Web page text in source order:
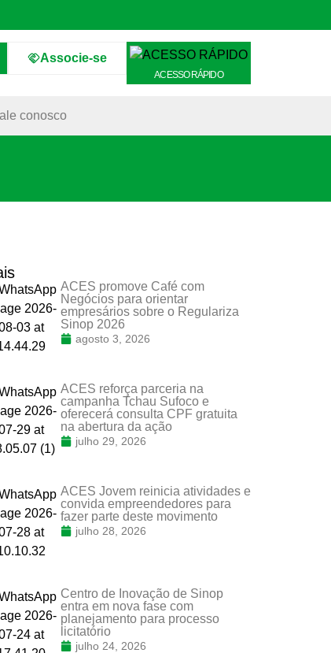
Associe-se
ACESSO RÁPIDO
conosco
ACES promove Café com
Negócios para orientar
empresários sobre o Regulariza
Sinop 2026
agosto 3, 2026
ACES reforça parceria na
campanha Tchau Sufoco e
oferecerá consulta CPF gratuita
na abertura da ação
julho 29, 2026
ACES Jovem reinicia atividades e
convida empreendedores para
fazer parte deste movimento
julho 28, 2026
Centro de Inovação de Sinop
entra em nova fase com
planejamento para processo
licitatório
julho 24, 2026